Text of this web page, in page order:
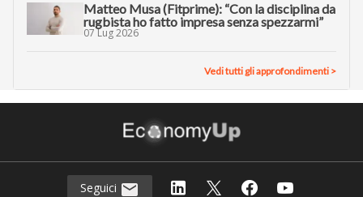
Matteo Musa (Fitprime): “Con la disciplina da
rugbista ho fatto impresa senza spezzarmi”
07 Lug 2026
Vedi tutti gli approfondimenti >
Seguici